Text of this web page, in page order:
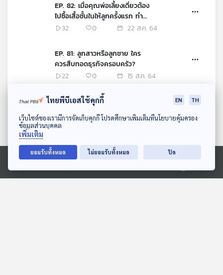
ดาวน์โหลด Thai PBS Podcast Application
Ⓒ 2020 องค์การกระจายเสียงและแพร่ภาพสาธารณะแห่งประเทศไทย
EP. 82: เมื่อคุณพ่อเลี้ยงเดี่ยวต้อง
ไปซื้อเสื้อชั้นในให้ลูกครั้งแรก ทำ
อย่างไรดี?
32 0 22 ส.ค. 64
EP. 81: ลูกสาวหรือลูกชาย ใคร
ควรสืบทอดธุรกิจครอบครัว?
22
0 15 ส.ค. 64
EP. 80: เรื่องที่ควรระวังของความ
สัมพันธ์ระหว่างลูกสาวกับพ่อเลี้ยง
56
0 08 ส.ค. 64
EP. 79: ความโดดเดี่ยวของ “คุณ
แม่” หญิงแกร่งของบ้าน
22
0 01 ส.ค. 64
ไทยพีบีเอสใช้คุกกี้ EN TH
เว็บไซต์ของเรามีการจัดเก็บคุกกี้ โปรดศึกษาเพิ่มเติมที่นโยบายคุ้มครอง
ข้อมูลส่วนบุคคล
เพิ่มเติม
ยอมรับทั้งหมด ไม่ยอมรับทั้งหมด ปิด